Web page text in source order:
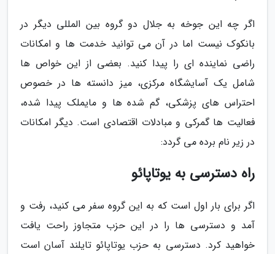
اگر چه این جوخه به جلال دو گروه بین المللی دیگر در
بانکوک نیست اما در آن می توانید خدمت ها و امکانات
راضی نماینده ای را پیدا کنید. بعضی از این خواص ها
شامل یک آسایشگاه مرکزی، میز دانسته ها در خصوص
احتراس های پزشکی، گم شده ها و مایملک پیدا شده،
فعالیت ها گمرکی و مبادلات اقتصادی است. دیگر امکانات
در زیر نام برده می گردد:
راه دسترسی به یوتاپائو
اگر برای بار اول است که به این گروه سفر می کنید، رفت و
آمد و دسترسی ها را در این حزب متجاوز راحت یافت
خواهید کرد. دسترسی به حزب یوتاپائو تایلند آسان است